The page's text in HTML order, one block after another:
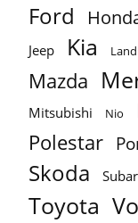
Ford
Jeep Kia
Mazda
Mitsubishi Nio
Polestar
Skoda
Toyota